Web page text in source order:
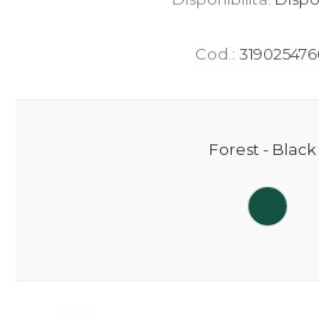
Cod.:
Forest - Black